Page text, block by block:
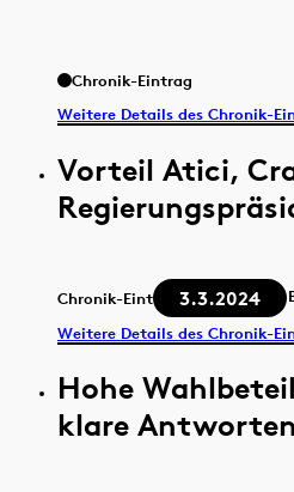
Chronik-Eintrag
Weitere Details des Chronik-
Vorteil Atici,
Chronik-Eintrag 3.3.2024
Weitere Details des Chronik-
Hohe
klare Antworten